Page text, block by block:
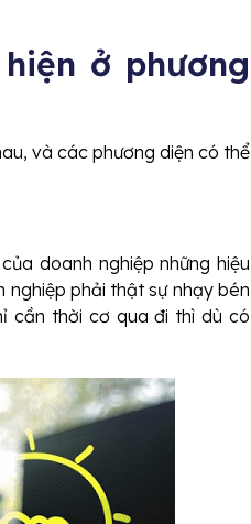
ở phương
và các phương diện có thể
doanh nghiệp những hiệu
nghiệp phải thật sự nhạy bén
cần thời cơ qua đi thì dù có